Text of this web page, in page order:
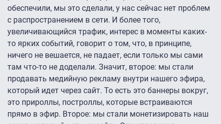
обеспечили, мы это сделали, у нас сейчас нет проблем
с распространением в сети. И более того,
увеличивающийся трафик, интерес в моменты каких-
то ярких событий, говорит о том, что, в принципе,
ничего не вешается, не падает, если только мы сами
там что-то не доделали. Значит, второе: мы стали
продавать медийную рекламу внутри нашего эфира,
который идет через сайт. То есть это баннеры вокруг,
это прироллы, построллы, которые встраиваются
прямо в эфир. Второе: мы стали монетизировать наш